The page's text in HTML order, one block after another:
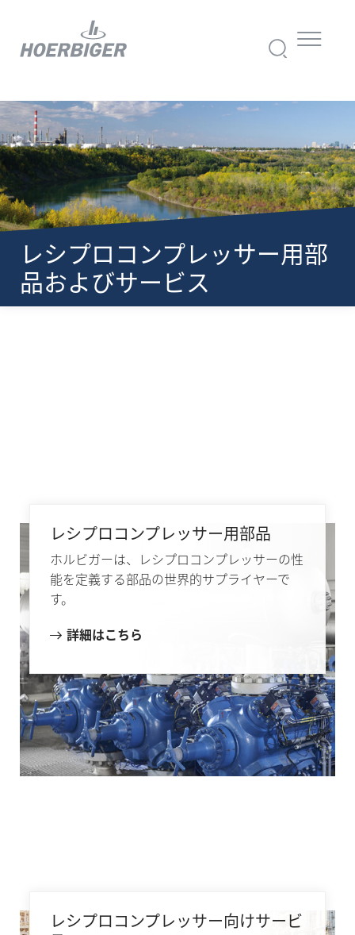
レシプロコンプレッサー用部
品およびサービス
レシプロコンプレッサー用部品
ホルビガーは、レシプロコンプレッサーの性
能を定義する部品の世界的サプライヤーで
す。
詳細はこちら
レシプロコンプレッサー向けサービ